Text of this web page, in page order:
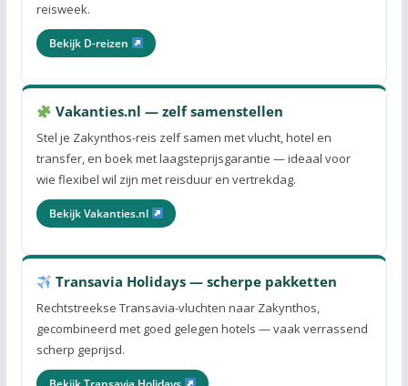
reisweek.
Bekijk D-reizen
Vakanties.nl — zelf samenstellen
Stel je Zakynthos-reis zelf samen met vlucht, hotel en
transfer, en boek met laagsteprijsgarantie — ideaal voor
wie flexibel wil zijn met reisduur en vertrekdag.
Bekijk Vakanties.nl
Transavia Holidays — scherpe pakketten
Rechtstreekse Transavia-vluchten naar Zakynthos,
gecombineerd met goed gelegen hotels — vaak verrassend
scherp geprijsd.